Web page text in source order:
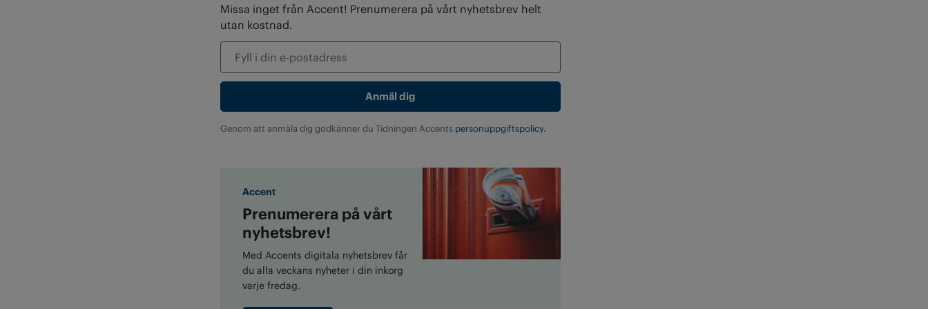
Missa inget från Accent! Prenumerera på vårt nyhetsbrev helt
utan kostnad.
Genom att anmäla dig godkänner du Tidningen Accents personuppgiftspolicy.
Accent
Prenumerera på vårt
nyhetsbrev!
Med Accents digitala nyhetsbrev får
du alla veckans nyheter i din inkorg
varje fredag.